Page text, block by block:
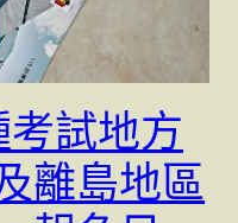
試地方
離島地區